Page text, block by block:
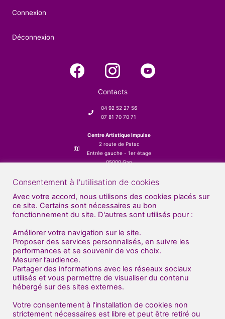
Connexion
Déconnexion
Contacts
04 92 52 27 56
07 81 70 70 71
Centre Artistique Impulse
2 route de Patac
Entrée gauche - 1er étage
05000 Gap
Consentement à l'utilisation de cookies
Avec votre accord, nous utilisons des cookies placés sur
ce site. Certains sont nécessaires au bon
fonctionnement du site. D'autres sont utilisés pour :
Améliorer votre navigation sur le site.
Proposer des services personnalisés, en suivre les
performances et se souvenir de vos choix.
Mesurer l’audience.
Partager des informations avec les réseaux sociaux
utilisés et vous permettre de visualiser du contenu
hébergé sur des sites externes.
Votre consentement à l'installation de cookies non
strictement nécessaires est libre et peut être retiré ou